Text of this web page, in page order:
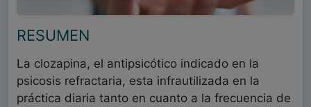
RESUMEN
La clozapina, el antipsicótico indicado en la
psicosis refractaria, esta infrautilizada en la
práctica diaria tanto en cuanto a la frecuencia de